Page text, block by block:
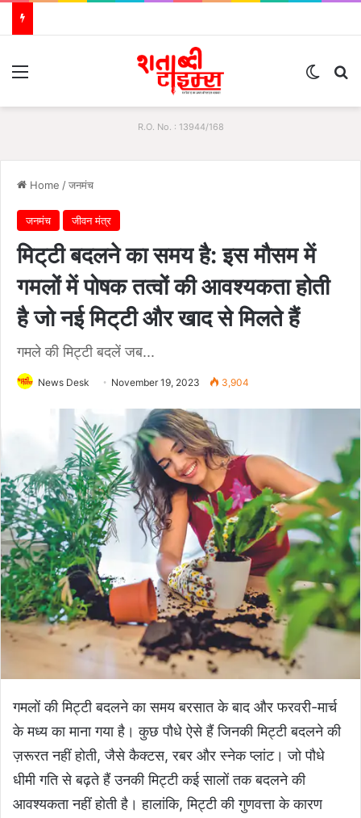
R.O. No. : 13944/168
Home /जनमंच
जनमंच जीवन मंत्र
मिट्‌टी बदलने का समय है: इस मौसम में
गमलों में पोषक तत्वों की आवश्यकता होती
है जो नई मिट्‌टी और खाद से मिलते हैं
गमले की मिट्टी बदलें जब...
News Desk November 19, 2023 3,904
गमलों की मिट्टी बदलने का समय बरसात के बाद और फरवरी-मार्च
के मध्य का माना गया है। कुछ पौधे ऐसे हैं जिनकी मिट्टी बदलने की
ज़रूरत नहीं होती, जैसे कैक्टस, रबर और स्नेक प्लांट। जो पौधे
धीमी गति से बढ़ते हैं उनकी मिट्टी कई सालों तक बदलने की
आवश्यकता नहीं होती है। हालांकि, मिट्टी की गुणवत्ता के कारण